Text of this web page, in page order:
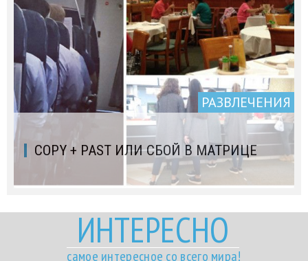
РАЗВЛЕЧЕНИЯ
COPY + PAST ИЛИ СБОЙ В МАТРИЦЕ
ИНТЕРЕСНО
самое интересное со всего мира!